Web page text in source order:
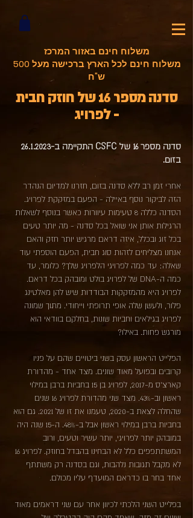
משלוח חינם באזור המרכז
משלוח חינם לכל הארץ ברכישה מעל 500
ש"ח
סדנה מספר 16 של חוזק חבית
- לפרויג
סדנה מספר 16 של CSFC התקיימ
ה ב-26.1.2023
בזום.
אחרי זמן רב ללא סדנה בזום, חזרנו למדיום הנהדר
הזה לביקור נוסף באיילה - הפעם במזקקת לפרויג.
הסדנה כללה 8 טעימות עיוורות כאשר בנוסף לשאלות
הרגילות אותן אני שואל בכל סדנה - מה יותר טעים
בכל זוג ובכלל, איזה דראם מרגיש יותר חזק והאם
אנחנו מצליחים לזהות סוג חבית, הפעם הוספתי עוד
שאלה: עד כמה לפרויגי הלפרויג שלך? כלומר, עד
כמה ה-DNA של לפרויג בולט ומובהק בכל דראם.
לפרויג היא מהמזקקות הבודדות שיש להן מאלטינג
פלור, ולעשן שלה אופי תרופתי וייחודי. מתוך שמונה
לפרויג בגילאים וחביות שונות, בחלקם בוודאי הוא
מורגש פחות. באילו?
הפלייט הראשון עסק בשני ביטויים שהם על פניו
קרובים ובפועל מאוד שונים. מצד אחד - מהדורת
קארצ'ס מ-2017, לפרויג בן 15 בחביות ברבן במילוי
ראשון וב-43%. מצד שני מהדורת לפרויג 16 שנים
שהחלה לצאת ב-2020, טעמנו את זו של 2021. גם הוא
בחביות ברבן במילוי ראשון אבל ב-48%. ה-15 שנה היה
במובהק יותר לפרויגי, יותר עשיר וטעים, ורוב
המשתתפפים כלל לא הבחינו בהבדל בחוזק. לפרויג 16
לא מקבל תגובות נלהבות, וגם בסדנה רק משתתף
אחד בחר בו כדראם המועדף עליו מכולם.
בפלייט השני הלכתי לכיוון אחר עם שני דראמים מאוד